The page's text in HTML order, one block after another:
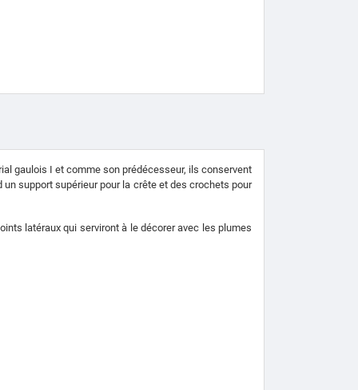
gaulois I et comme son prédécesseur, ils conservent
support supérieur pour la crête et des crochets pour
latéraux qui serviront à le décorer avec les plumes